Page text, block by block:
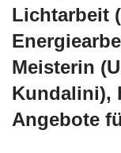
Lichtarbeit
Meisterin
Kundalini),
Angebote